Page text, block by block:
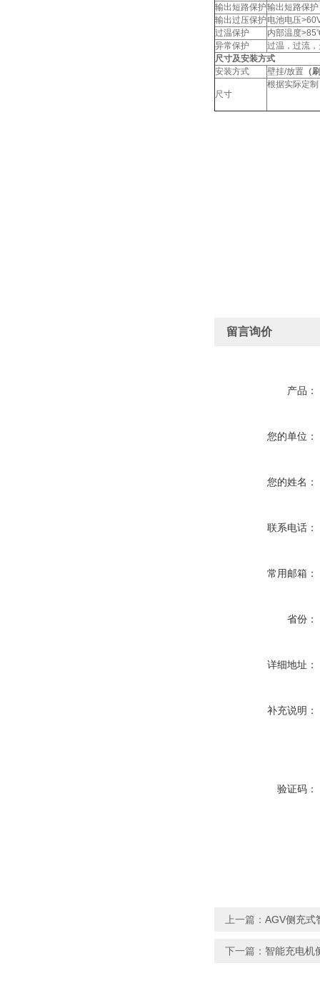
输出短路保护输出短路保
输出过压保护电池电压
过温保护
内部温度
异常保护
过温，过流
尺寸及安装方式
安装方式
壁挂/放置 （
尺寸
根据实际定
留言询价
产品：
您的单位：
您的姓名：
联系电话：
常用邮箱：
省份：
详细地址：
补充说明：
验证码：
上一篇： AGV侧充式
下一篇： 智能充电机